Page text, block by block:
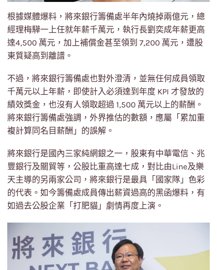
根據媒體爆料，將來銀行籌備處半年內燒掉兩億元，總
經理梅驊一上任就年薪千萬元，執行長劉奕成年薪更高
達4,500 萬元，加上補償金甚至領到 7,200 萬元，遭股
東質疑高到離譜。
不過，將來銀行籌備處也對外澄清，並無任何成員領取
千萬元以上年薪，即使計入必須達到年度 KPI 才發放的
績效獎金，也沒有人領取超過 1,500 萬元以上的薪酬。
將來銀行籌備處強調，外界推估的數額，應屬「累加重
複計算同名目薪酬」的誤解。
將來銀行是國內三家純網銀之一，股東有中華電信、兆
豐銀行及關貿等，公股比重高達七成，對比由Line及樂
天主導的另兩家公司，將來銀行是最具「國家隊」色彩
的代表。如今籌備處成員傳出薪資過高的黑函爆料，有
如過去公股企業「打肥貓」劇情再度上演。